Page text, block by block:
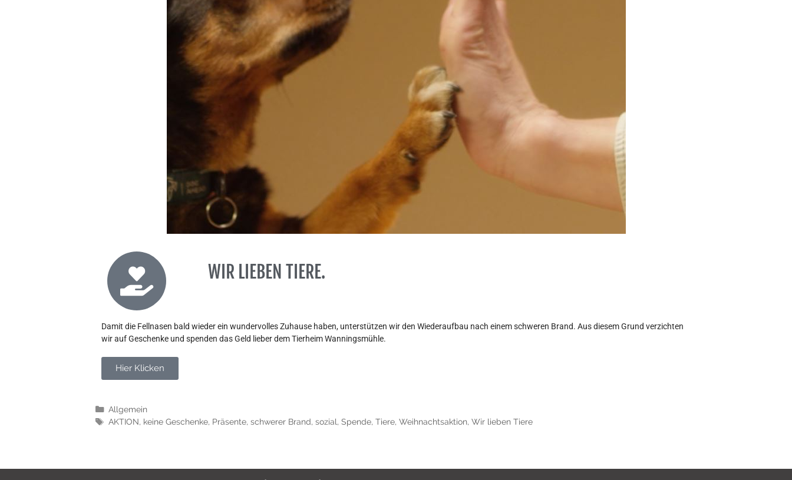
WIR LIEBEN TIERE.
Damit die Fellnasen bald wieder ein wundervolles Zuhause haben, unterstützen wir den Wiederaufbau nach einem schweren Brand. Aus diesem Grund verzichten
wir auf Geschenke und spenden das Geld lieber dem Tierheim Wanningsmühle.
Hier Klicken
Allgemein
AKTION, keine Geschenke, Präsente, schwerer Brand, sozial, Spende, Tiere, Weihnachtsaktion, Wir lieben Tiere